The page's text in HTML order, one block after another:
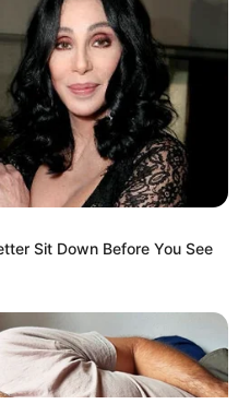
ΟΡΟΙ ΧΡΗΣΗΣ
Γιώργου Κουτσελίνη
Sit Down Before You See